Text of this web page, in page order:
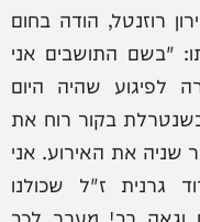
רוזנטל, הודה בחום
"בשם התושבים אני
לפיגוע שהיה היום
בקור רוח את
שניה את האירוע. אני
גרנית ז"ל שכולנו